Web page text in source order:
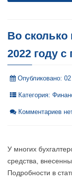
Во сколько
2022 году
Опубликовано:
Категория:
Комментариев
У многих
средства,
Подробности в